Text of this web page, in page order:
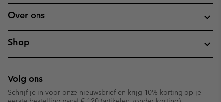
Over ons
Shop
Volg ons
Schrijf je in voor onze nieuwsbrief en krijg 10% korting op je